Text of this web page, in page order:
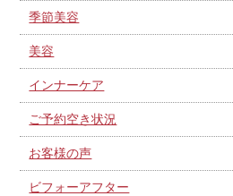
季節美容
美容
インナーケア
ご予約空き状況
お客様の声
ビフォーアフター